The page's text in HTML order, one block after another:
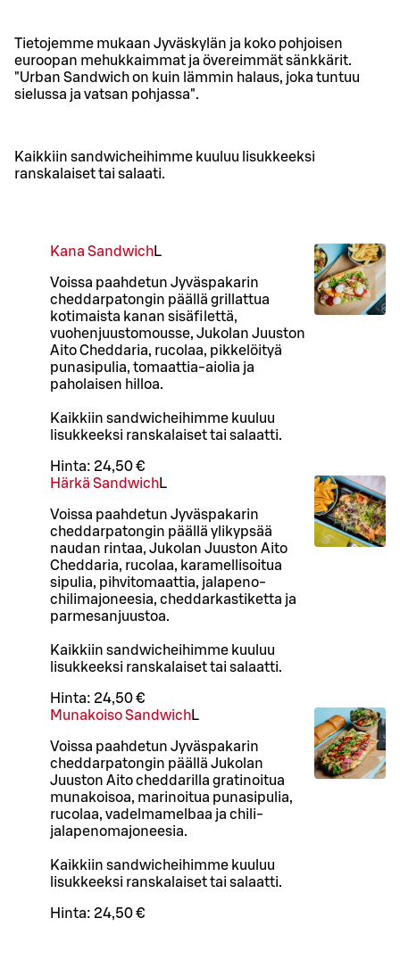
Tietojemme mukaan Jyväskylän ja koko pohjoisen
euroopan mehukkaimmat ja övereimmät sänkkärit.
"Urban Sandwich on kuin lämmin halaus, joka tuntuu
sielussa ja vatsan pohjassa".
Kaikkiin sandwicheihimme kuuluu lisukkeeksi
ranskalaiset tai salaati.
Kana SandwichL
Voissa paahdetun Jyväspakarin
cheddarpatongin päällä grillattua
kotimaista kanan sisäfilettä,
vuohenjuustomousse, Jukolan Juuston
Aito Cheddaria, rucolaa, pikkelöityä
punasipulia, tomaattia-aiolia ja
paholaisen hilloa.
Kaikkiin sandwicheihimme kuuluu
lisukkeeksi ranskalaiset tai salaatti.
Hinta: 24,50 €
Härkä SandwichL
Voissa paahdetun Jyväspakarin
cheddarpatongin päällä ylikypsää
naudan rintaa, Jukolan Juuston Aito
Cheddaria, rucolaa, karamellisoitua
sipulia, pihvitomaattia, jalapeno-
chilimajoneesia, cheddarkastiketta ja
parmesanjuustoa.
Kaikkiin sandwicheihimme kuuluu
lisukkeeksi ranskalaiset tai salaatti.
Hinta: 24,50 €
Munakoiso SandwichL
Voissa paahdetun Jyväspakarin
cheddarpatongin päällä Jukolan
Juuston Aito cheddarilla gratinoitua
munakoisoa, marinoitua punasipulia,
rucolaa, vadelmamelbaa ja chili-
jalapenomajoneesia.
Kaikkiin sandwicheihimme kuuluu
lisukkeeksi ranskalaiset tai salaatti.
Hinta: 24,50 €